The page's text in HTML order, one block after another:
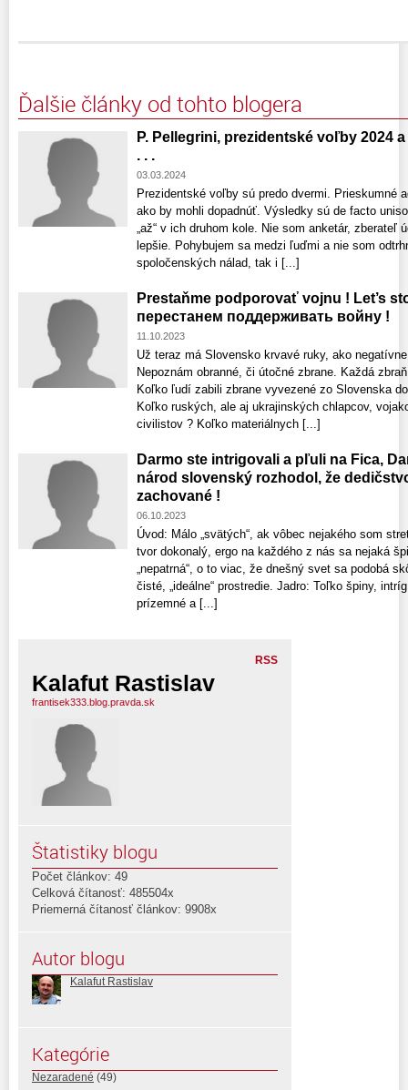
Ďalšie články od tohto blogera
P. Pellegrini, prezidentské voľby 2024
. . .
03.03.2024
Prezidentské voľby sú predo dvermi. Prieskumné
ako by mohli dopadnúť. Výsledky sú de facto
„až“ v ich druhom kole. Nie som anketár,
lepšie. Pohybujem sa medzi ľuďmi a nie som
spoločenských nálad, tak i [...]
Prestaňme podporovať vojnu ! Let’s
перестанем поддерживать войну !
11.10.2023
Už teraz má Slovensko krvavé ruky, ako
Nepoznám obranné, či útočné zbrane. Každá
Koľko ľudí zabili zbrane vyvezené zo Slovenska
Koľko ruských, ale aj ukrajinských chlapcov,
civilistov ? Koľko materiálnych [...]
Darmo ste intrigovali a pľuli na Fica,
národ slovenský rozhodol, že
zachované !
06.10.2023
Úvod: Málo „svätých“, ak vôbec nejakého som
tvor dokonalý, ergo na každého z nás sa nejaká
„nepatrná“, o to viac, že dnešný svet sa podobá
čisté, „ideálne“ prostredie. Jadro: Toľko špiny,
prízemné a [...]
RSS
Kalafut Rastislav
frantisek333.blog.pravda.sk
Štatistiky blogu
Počet článkov: 49
Celková čítanosť: 485504x
Priemerná čítanosť článkov: 9908x
Autor blogu
Kalafut Rastislav
Kategórie
Nezaradené (49)